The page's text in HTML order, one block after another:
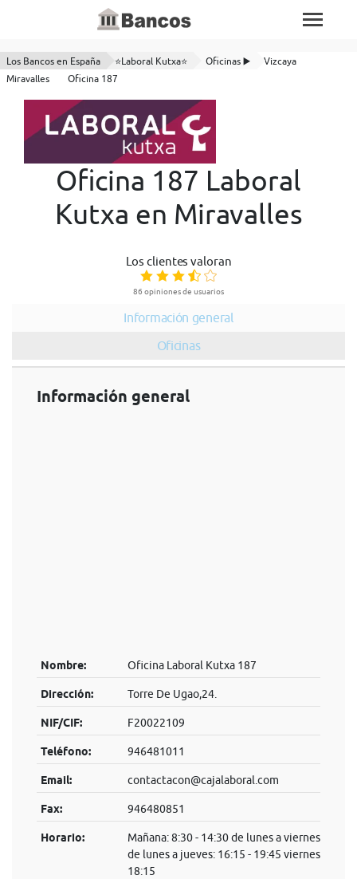
Los Bancos en España ⭐Laboral Kutxa⭐ Oficinas ▶️
Vizcaya
Miravalles
Oficina 187
Oficina 187 Laboral
Kutxa en Miravalles
Los clientes valoran
86 opiniones de usuarios
Información general
Oficinas
Información general
Nombre: Oficina Laboral Kutxa 187
Dirección: Torre De Ugao,24.
NIF/CIF: F20022109
Teléfono: 946481011
Email: contactacon@cajalaboral.com
Fax: 946480851
Horario:
Mañana: 8:30 - 14:30 de lunes a viernes Tarde:
de lunes a jueves: 16:15 - 19:45 viernes: 16:15
18:15